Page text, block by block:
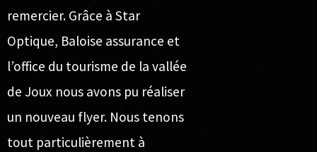
remercier. Grâce à Star
Optique, Baloise assurance et
l’office du tourisme de la vallée
de Joux nous avons pu réaliser
un nouveau flyer. Nous tenons
tout particulièrement à